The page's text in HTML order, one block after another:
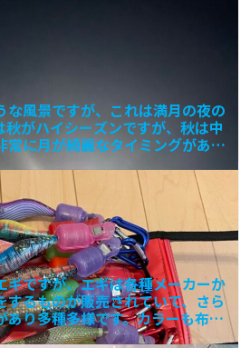
な風景ですが、これは満月の夜の
がハイシーズンですが、秋は中
常に月が綺麗なタイミングがあり
ギですが、エギは各種メーカーか
するものが販売されていて、さら
あり多種多様です。カラーも布と